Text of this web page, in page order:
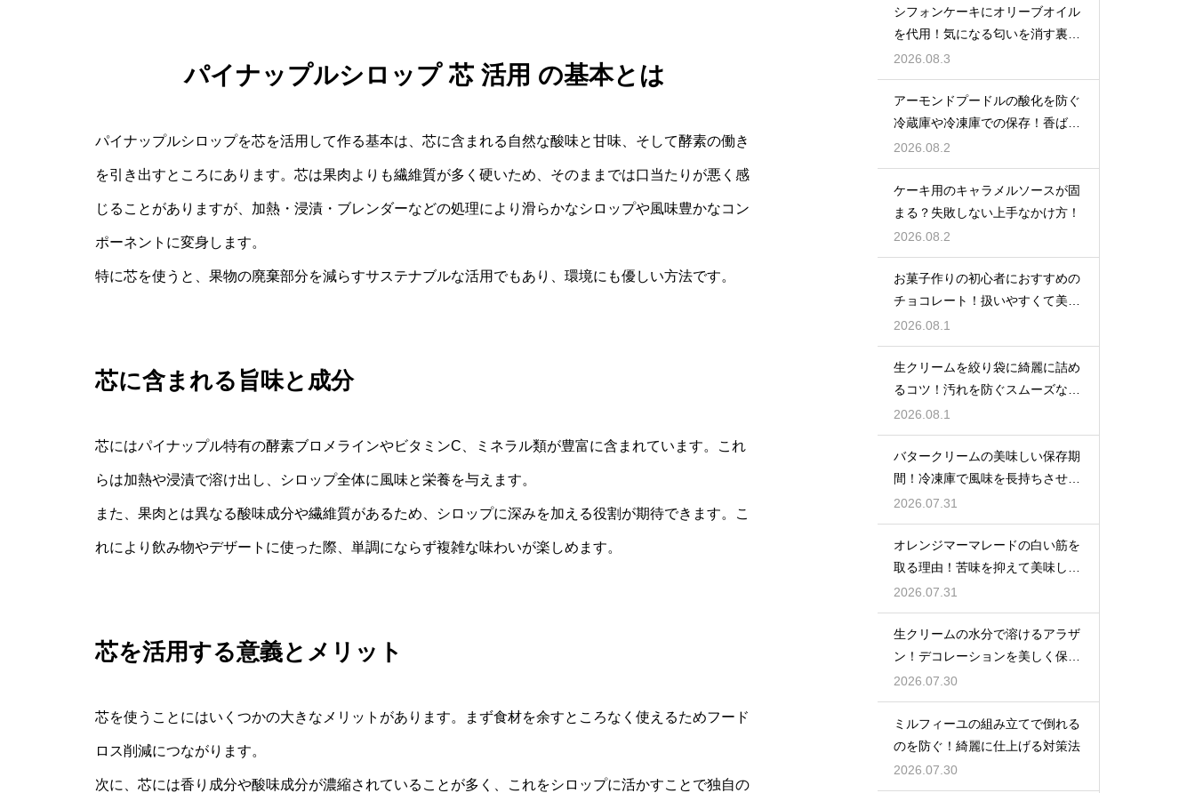
パイナップルシロップ 芯 活用 の基本とは
パイナップルシロップを芯を活用して作る基本は、芯に含まれる自然な酸味と甘味、そして酵素の働き
を引き出すところにあります。芯は果肉よりも繊維質が多く硬いため、そのままでは口当たりが悪く感
じることがありますが、加熱・浸漬・ブレンダーなどの処理により滑らかなシロップや風味豊かなコン
ポーネントに変身します。
特に芯を使うと、果物の廃棄部分を減らすサステナブルな活用でもあり、環境にも優しい方法です。
芯に含まれる旨味と成分
芯にはパイナップル特有の酵素ブロメラインやビタミンC、ミネラル類が豊富に含まれています。これ
らは加熱や浸漬で溶け出し、シロップ全体に風味と栄養を与えます。
また、果肉とは異なる酸味成分や繊維質があるため、シロップに深みを加える役割が期待できます。こ
れにより飲み物やデザートに使った際、単調にならず複雑な味わいが楽しめます。
芯を活用する意義とメリット
芯を使うことにはいくつかの大きなメリットがあります。まず食材を余すところなく使えるためフード
ロス削減につながります。
次に、芯には香り成分や酸味成分が濃縮されていることが多く、これをシロップに活かすことで独自の
シフォンケーキにオリーブオイル
を代用！気になる匂いを消す裏ワ
ザ
2026.08.3
アーモンドプードルの酸化を防ぐ
冷蔵庫や冷凍庫での保存！香ばし
い風味を保ってお菓子を美味しく
する
2026.08.2
ケーキ用のキャラメルソースが固
まる？失敗しない上手なかけ方！
2026.08.2
お菓子作りの初心者におすすめの
チョコレート！扱いやすくて美味
しい種類を紹介
2026.08.1
生クリームを絞り袋に綺麗に詰め
るコツ！汚れを防ぐスムーズな入
れ方
2026.08.1
バタークリームの美味しい保存期
間！冷凍庫で風味を長持ちさせる
コツ
2026.07.31
オレンジマーマレードの白い筋を
取る理由！苦味を抑えて美味しい
ジャムに仕上げる
2026.07.31
生クリームの水分で溶けるアラザ
ン！デコレーションを美しく保つ
ための飾るタイミングとコツ
2026.07.30
ミルフィーユの組み立てで倒れる
のを防ぐ！綺麗に仕上げる対策法
2026.07.30